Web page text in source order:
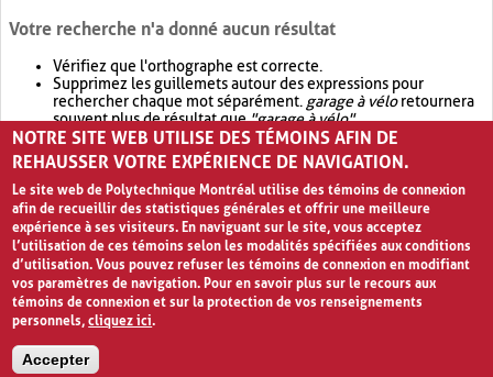
Votre recherche n'a donné aucun résultat
Vérifiez que l'orthographe est correcte.
Supprimez les guillemets autour des expressions pour
rechercher chaque mot séparément. garage à véloretournera
souvent plus de résultat que"garage à vélo".
Envisagez d'élargir votre recherche avec OR.garage OR vélo
retournera souvent plus de résultat quegarage à vélo
NOTRE SITE WEB UTILISE DES TÉMOINS AFIN DE
REHAUSSER VOTRE EXPÉRIENCE DE NAVIGATION.
Le site web de Polytechnique Montréal utilise des témoins de connexion
afin de recueillir des statistiques générales et offrir une meilleure
expérience à ses visiteurs. En naviguant sur le site, vous acceptez
l’utilisation de ces témoins selon les modalités spécifiées aux conditions
d’utilisation. Vous pouvez refuser les témoins de connexion en modifiant
vos paramètres de navigation. Pour en savoir plus sur le recours aux
témoins de connexion et sur la protection de vos renseignements
personnels,cliquez ici.
Accepter